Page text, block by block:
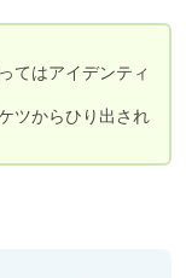
てはアイデンティ
ツからひり出され